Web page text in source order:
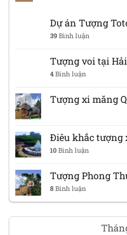
Dự án Tượng
39Bình luận
Tượng voi tại
4Bình luận
Tượng xi măng
Điêu khắc tượng
10Bình luận
Tượng Phong
8Bình luận